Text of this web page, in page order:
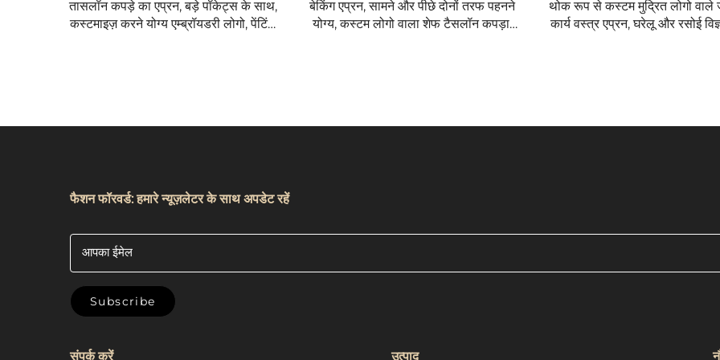
तासलॉन कपड़े का एप्रन, बड़े पॉकेट्स के साथ,
कस्टमाइज़ करने योग्य एम्ब्रॉयडरी लोगो, पेंटिंग,
बेकिंग एप्रन, सामने और पीछे दोनों तरफ पहनने
योग्य, कस्टम लोगो वाला शेफ टैसलॉन कपड़ा,
थोक रूप से कस्टम मुद्रित लोगो वाले
कार्य वस्त्र एप्रन, घरेलू और रसोई
फैशन फॉरवर्ड: हमारे न्यूज़लेटर के साथ अपडेट रहें
आपका ईमेल
Subscribe
संपर्क करें उत्पाद